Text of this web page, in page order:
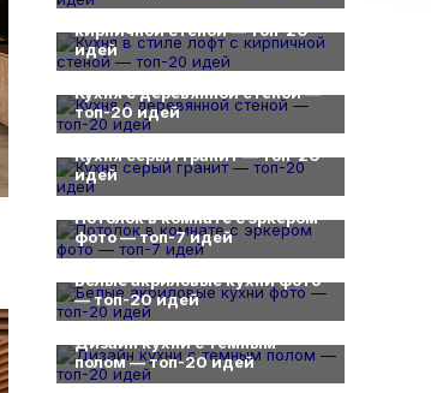
Кухня в стиле лофт с
кирпичной стеной — топ-20
идей
Кухня с деревянной стеной —
топ-20 идей
Кухня серый гранит — топ-20
идей
Потолок в комнате с эркером
фото — топ-7 идей
Белые акриловые кухни фото
— топ-20 идей
Дизайн кухни с темным
полом — топ-20 идей